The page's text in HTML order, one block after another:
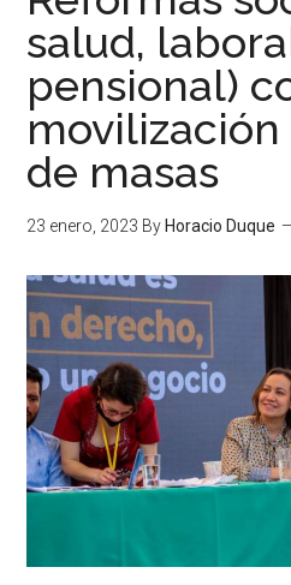
salud,
pensional)
de masas
23 enero, 2023 By Horacio Duque